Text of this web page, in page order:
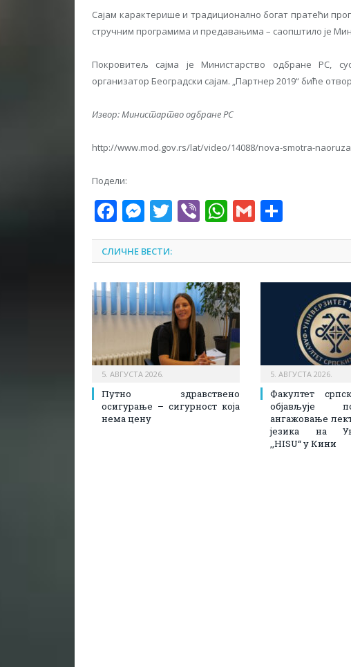
Сајам карактерише и традиционално богат пратећи
стручним програмима и предавањима – саопштило је
Покровитељ сајма је Министарство одбране РС,
организатор Београдски сајам. „Партнер 2019“ биће
Извор: Министартво одбране РС
http://www.mod.gov.rs/lat/video/14088/nova-smotra-
Подели:
Facebook
Messenger
Twitter
ViberWhatsApp
Gmail
СЛИЧНЕ ВЕСТИ:
5. АВГУСТА 2026.
Путно здравствено
осигурање – сигурност која
нема цену
5. АВГУСТА 2026.
Факултет
објављује
ангажовање
језика на
,,HISU“ у Кини